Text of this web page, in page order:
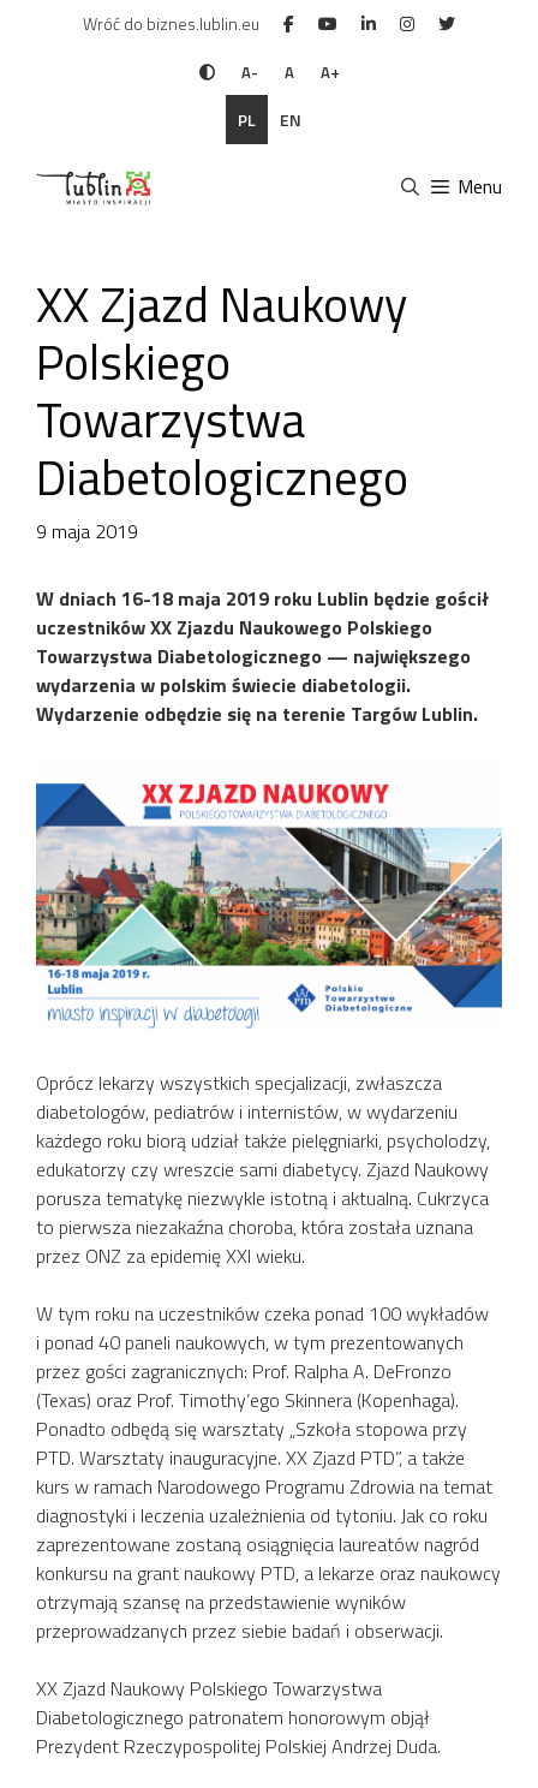
Wróć do biznes.lublin.eu
A- A A+
PL EN
Menu
XX Zjazd Naukowy
Polskiego
Towarzystwa
Diabetologicznego
9 maja 2019
W dniach 16-18 maja 2019 roku Lublin będzie gościł
uczestników XX Zjazdu Naukowego Polskiego
Towarzystwa Diabetologicznego — największego
wydarzenia w polskim świecie diabetologii.
Wydarzenie odbędzie się na terenie Targów Lublin.
Oprócz lekarzy wszystkich specjalizacji, zwłaszcza
diabetologów, pediatrów i internistów, w wydarzeniu
każdego roku biorą udział także pielęgniarki, psycholodzy,
edukatorzy czy wreszcie sami diabetycy. Zjazd Naukowy
porusza tematykę niezwykle istotną i aktualną. Cukrzyca
to pierwsza niezakaźna choroba, która została uznana
przez ONZ za epidemię XXI wieku.
W tym roku na uczestników czeka ponad 100 wykładów
i ponad 40 paneli naukowych, w tym prezentowanych
przez gości zagranicznych: Prof. Ralpha A. DeFronzo
(Texas) oraz Prof. Timothy’ego Skinnera (Kopenhaga).
Ponadto odbędą się warsztaty „Szkoła stopowa przy
PTD. Warsztaty inauguracyjne. XX Zjazd PTD”, a także
kurs w ramach Narodowego Programu Zdrowia na temat
diagnostyki i leczenia uzależnienia od tytoniu. Jak co roku
zaprezentowane zostaną osiągnięcia laureatów nagród
konkursu na grant naukowy PTD, a lekarze oraz naukowcy
otrzymają szansę na przedstawienie wyników
przeprowadzanych przez siebie badań i obserwacji.
XX Zjazd Naukowy Polskiego Towarzystwa
Diabetologicznego patronatem honorowym objął
Prezydent Rzeczypospolitej Polskiej Andrzej Duda.